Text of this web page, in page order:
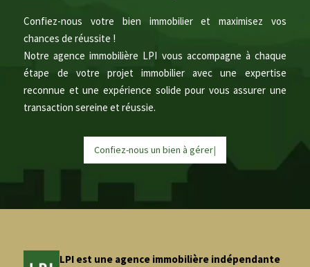
Confiez-nous votre bien immobilier et maximisez vos
chances de réussite !
Notre agence immobilière LPI vous accompagne à chaque
étape de votre projet immobilier avec une expertise
reconnue et une expérience solide pour vous assurer une
transaction sereine et réussie.
Confiez-nous un bien à gérer|
LPI est une agence immobilière indépendante